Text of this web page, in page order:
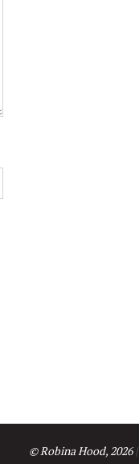
© Robina Hood, 2026|